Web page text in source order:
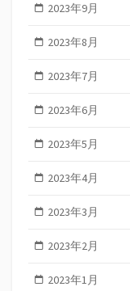
2023年9月
2023年8月
2023年7月
2023年6月
2023年5月
2023年4月
2023年3月
2023年2月
2023年1月